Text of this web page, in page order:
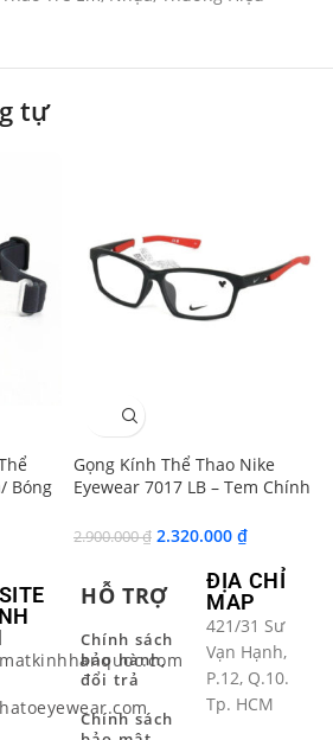
tự
Bóng
Gọng Kính Thể Thao Nike
Eyewear 7017 LB – Tem Chính
2.900.000₫ 2.320.000 ₫
HỖ TRỢ
Chính sách
bảo hành,
đổi trả
Chính sách
ĐỊA CHỈ
MAP
421/31 Sư
Vạn Hạnh,
P.12, Q.10.
Tp. HCM